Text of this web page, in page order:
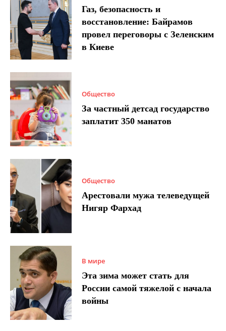
Газ, безопасность и
восстановление: Байрамов
провел переговоры с Зеленским
в Киеве
Общество
За частный детсад государство
заплатит 350 манатов
Общество
Арестовали мужа телеведущей
Нигяр Фархад
В мире
Эта зима может стать для
России самой тяжелой с начала
войны